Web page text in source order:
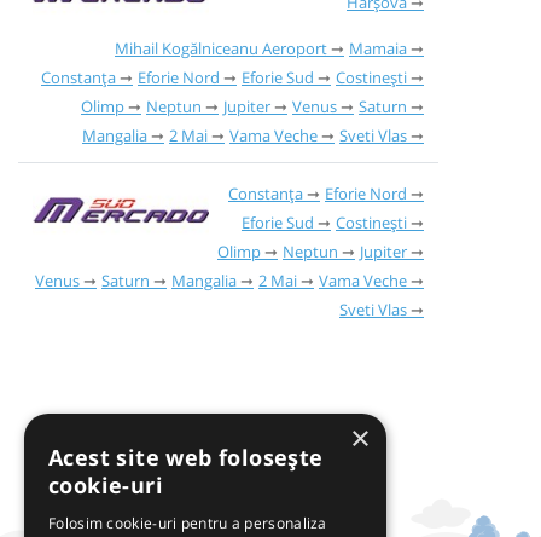
Mihail Kogălniceanu Aeroport
Mamaia
Constanța
Eforie Nord Eforie Sud
Costinești
Olimp
Neptun Jupiter Venus
Saturn
Mangalia
2 Mai Vama Veche Sveti Vlas
Constanța
Eforie Nord
Eforie Sud
Costinești
Olimp
Neptun
Jupiter
Venus
Saturn Mangalia 2 Mai
Vama Veche
Sveti Vlas
×
Acest site web folosește
cookie-uri
Folosim cookie-uri pentru a personaliza